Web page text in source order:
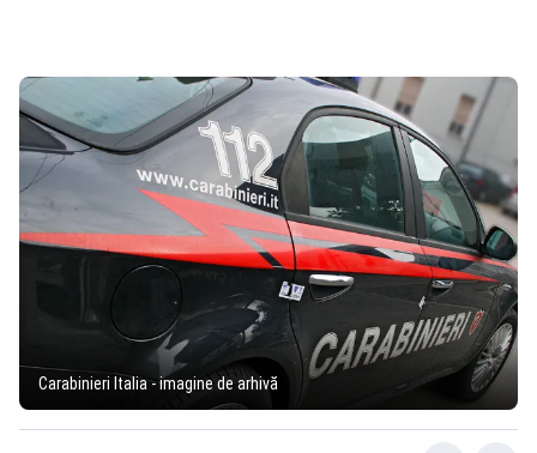
Carabinieri Italia - imagine de arhivă